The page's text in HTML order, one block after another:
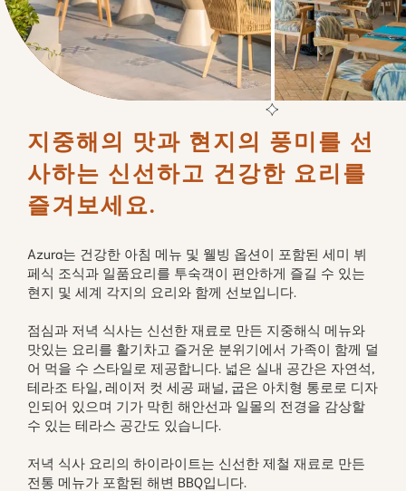
지중해의 맛과 현지의 풍미를 선
사하는 신선하고 건강한 요리를
즐겨보세요.
Azura는 건강한 아침 메뉴 및 웰빙 옵션이 포함된 세미 뷔
페식 조식과 일품요리를 투숙객이 편안하게 즐길 수 있는
현지 및 세계 각지의 요리와 함께 선보입니다.
점심과 저녁 식사는 신선한 재료로 만든 지중해식 메뉴와
맛있는 요리를 활기차고 즐거운 분위기에서 가족이 함께 덜
어 먹을 수 스타일로 제공합니다. 넓은 실내 공간은 자연석,
테라조 타일, 레이저 컷 세공 패널, 굽은 아치형 통로로 디자
인되어 있으며 기가 막힌 해안선과 일몰의 전경을 감상할
수 있는 테라스 공간도 있습니다.
저녁 식사 요리의 하이라이트는 신선한 제철 재료로 만든
전통 메뉴가 포함된 해변 BBQ입니다.